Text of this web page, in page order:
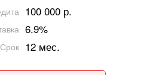
100 000 р.
6.9%
Срок 12 мес.